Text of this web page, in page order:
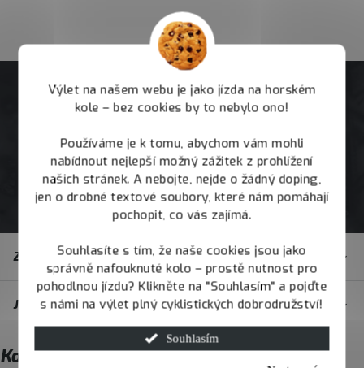
Výlet na našem webu je jako jízda na horském
kole – bez cookies by to nebylo ono!
Používáme je k tomu, abychom vám mohli
nabídnout nejlepší možný zážitek z prohlížení
našich stránek. A nebojte, nejde o žádný doping,
jen o drobné textové soubory, které nám pomáhají
pochopit, co vás zajímá.
Souhlasíte s tím, že naše cookies jsou jako
správně nafouknuté kolo – prostě nutnost pro
pohodlnou jízdu? Klikněte na "Souhlasím" a pojďte
s námi na výlet plný cyklistických dobrodružství!
Souhlasím
t
Zákaznický servis
JOY.BIKE
Kontakt